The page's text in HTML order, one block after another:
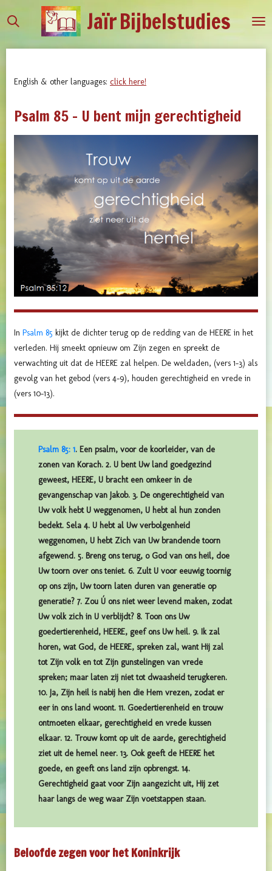
direct
JaïrBijbelstudies
English & other languages: click here!
Psalm 85 - U bent mijn gerechtigheid
In Psalm 85 kijkt de dichter terug op de redding van de HEERE in het
verleden. Hij smeekt opnieuw om Zijn zegen en spreekt de
verwachting uit dat de HEERE zal helpen. De weldaden, (vers 1-3) als
gevolg van het gebod (vers 4-9), houden gerechtigheid en vrede in
(vers 10-13).
Psalm 85: 1. Een psalm, voor de koorleider, van de
zonen van Korach. 2. U bent Uw land goedgezind
geweest, HEERE, U bracht een omkeer in de
gevangenschap van Jakob. 3. De ongerechtigheid van
Uw volk hebt U weggenomen, U hebt al hun zonden
bedekt. Sela 4. U hebt al Uw verbolgenheid
weggenomen, U hebt Zich van Uw brandende toorn
afgewend. 5. Breng ons terug, o God van ons heil, doe
Uw toorn over ons teniet. 6. Zult U voor eeuwig toornig
op ons zijn, Uw toorn laten duren van generatie op
generatie? 7. Zou Ú ons niet weer levend maken, zodat
Uw volk zich in U verblijdt? 8. Toon ons Uw
goedertierenheid, HEERE, geef ons Uw heil. 9. Ik zal
horen, wat God, de HEERE, spreken zal, want Hij zal
tot Zijn volk en tot Zijn gunstelingen van vrede
spreken; maar laten zij niet tot dwaasheid terugkeren.
10. Ja, Zijn heil is nabij hen die Hem vrezen, zodat er
eer in ons land woont. 11. Goedertierenheid en trouw
ontmoeten elkaar, gerechtigheid en vrede kussen
elkaar. 12. Trouw komt op uit de aarde, gerechtigheid
ziet uit de hemel neer. 13. Ook geeft de HEERE het
goede, en geeft ons land zijn opbrengst. 14.
Gerechtigheid gaat voor Zijn aangezicht uit, Hij zet
haar langs de weg waar Zijn voetstappen staan.
Beloofde zegen voor het Koninkrijk